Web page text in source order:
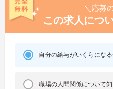
＼応募
この求人につ
自分の給与がいくらにな
職場の人間関係について